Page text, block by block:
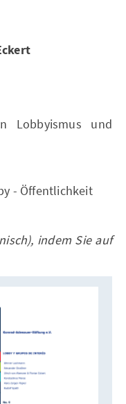
Lobbyismus und
- Öffentlichkeit
indem Sie auf